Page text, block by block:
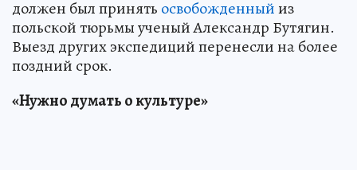
должен был принять освобожденныйиз
польской тюрьмы ученый Александр Бутягин.
Выезд других экспедиций перенесли на более
поздний срок.
«Нужно думать о культуре»